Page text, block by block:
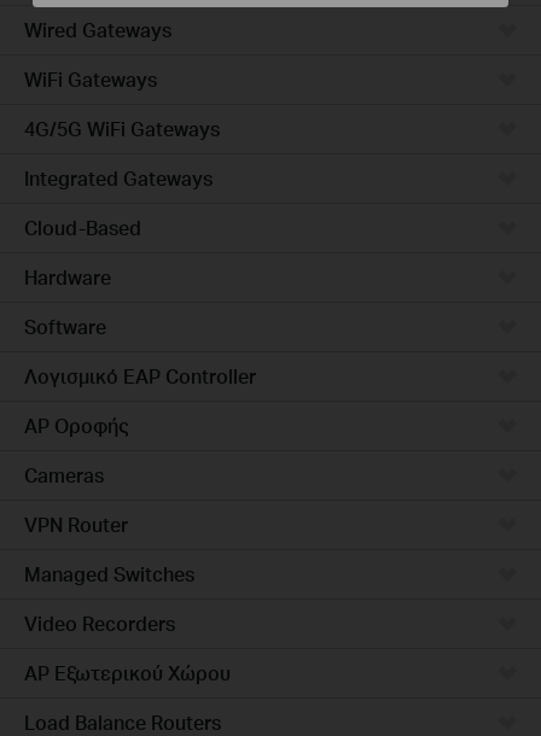
Wired Gateways
WiFi Gateways
4G/5G WiFi Gateways
Integrated Gateways
Cloud-Based
Hardware
Software
Λογισμικό EAP Controller
AP Οροφής
Cameras
VPN Router
Managed Switches
Video Recorders
AP Εξωτερικού Χώρου
Load Balance Routers